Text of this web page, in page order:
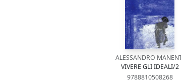
ALESSANDRO
VIVERE GLI IDEALI/2
9788810508268